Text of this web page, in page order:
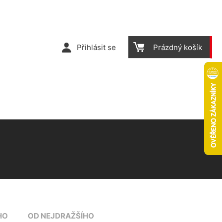
Přihlásit se Prázdný košík
OD NEJDRAŽŠÍHO